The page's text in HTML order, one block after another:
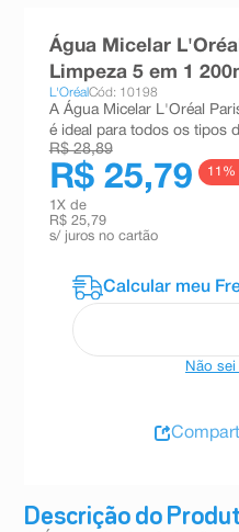
Descrição do
Água Micelar
Limpeza 5 em 1
L'OréalCód: 10198
A Água Micelar L'Oréal
é ideal para todos os tipos
R$ 28,89
R$ 25,79 11 %
1 X de
R$ 25,79
s/ juros no cartão
Não sei
teste gravidez
10ºesmalte